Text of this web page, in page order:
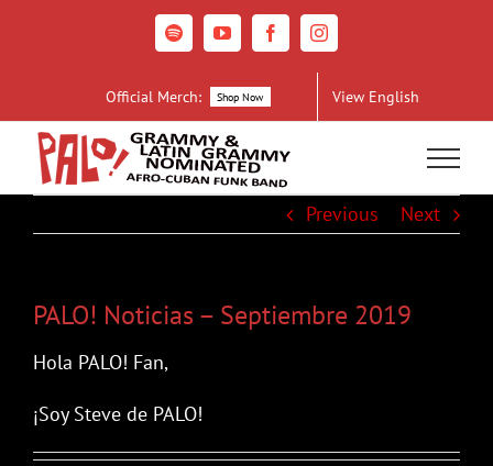
SpotifyYouTubeFacebookInstagram
Official Merch: Shop Now View English
Previous Next
PALO! Noticias – Septiembre 2019
Hola PALO! Fan,
¡Soy Steve de PALO!